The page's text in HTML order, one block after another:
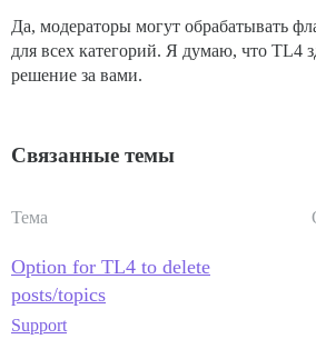
Да, модераторы могут обрабатывать
для всех категорий. Я думаю, что TL4
решение за вами.
Связанные темы
Тема
Option for TL4 to delete
posts/topics
Support